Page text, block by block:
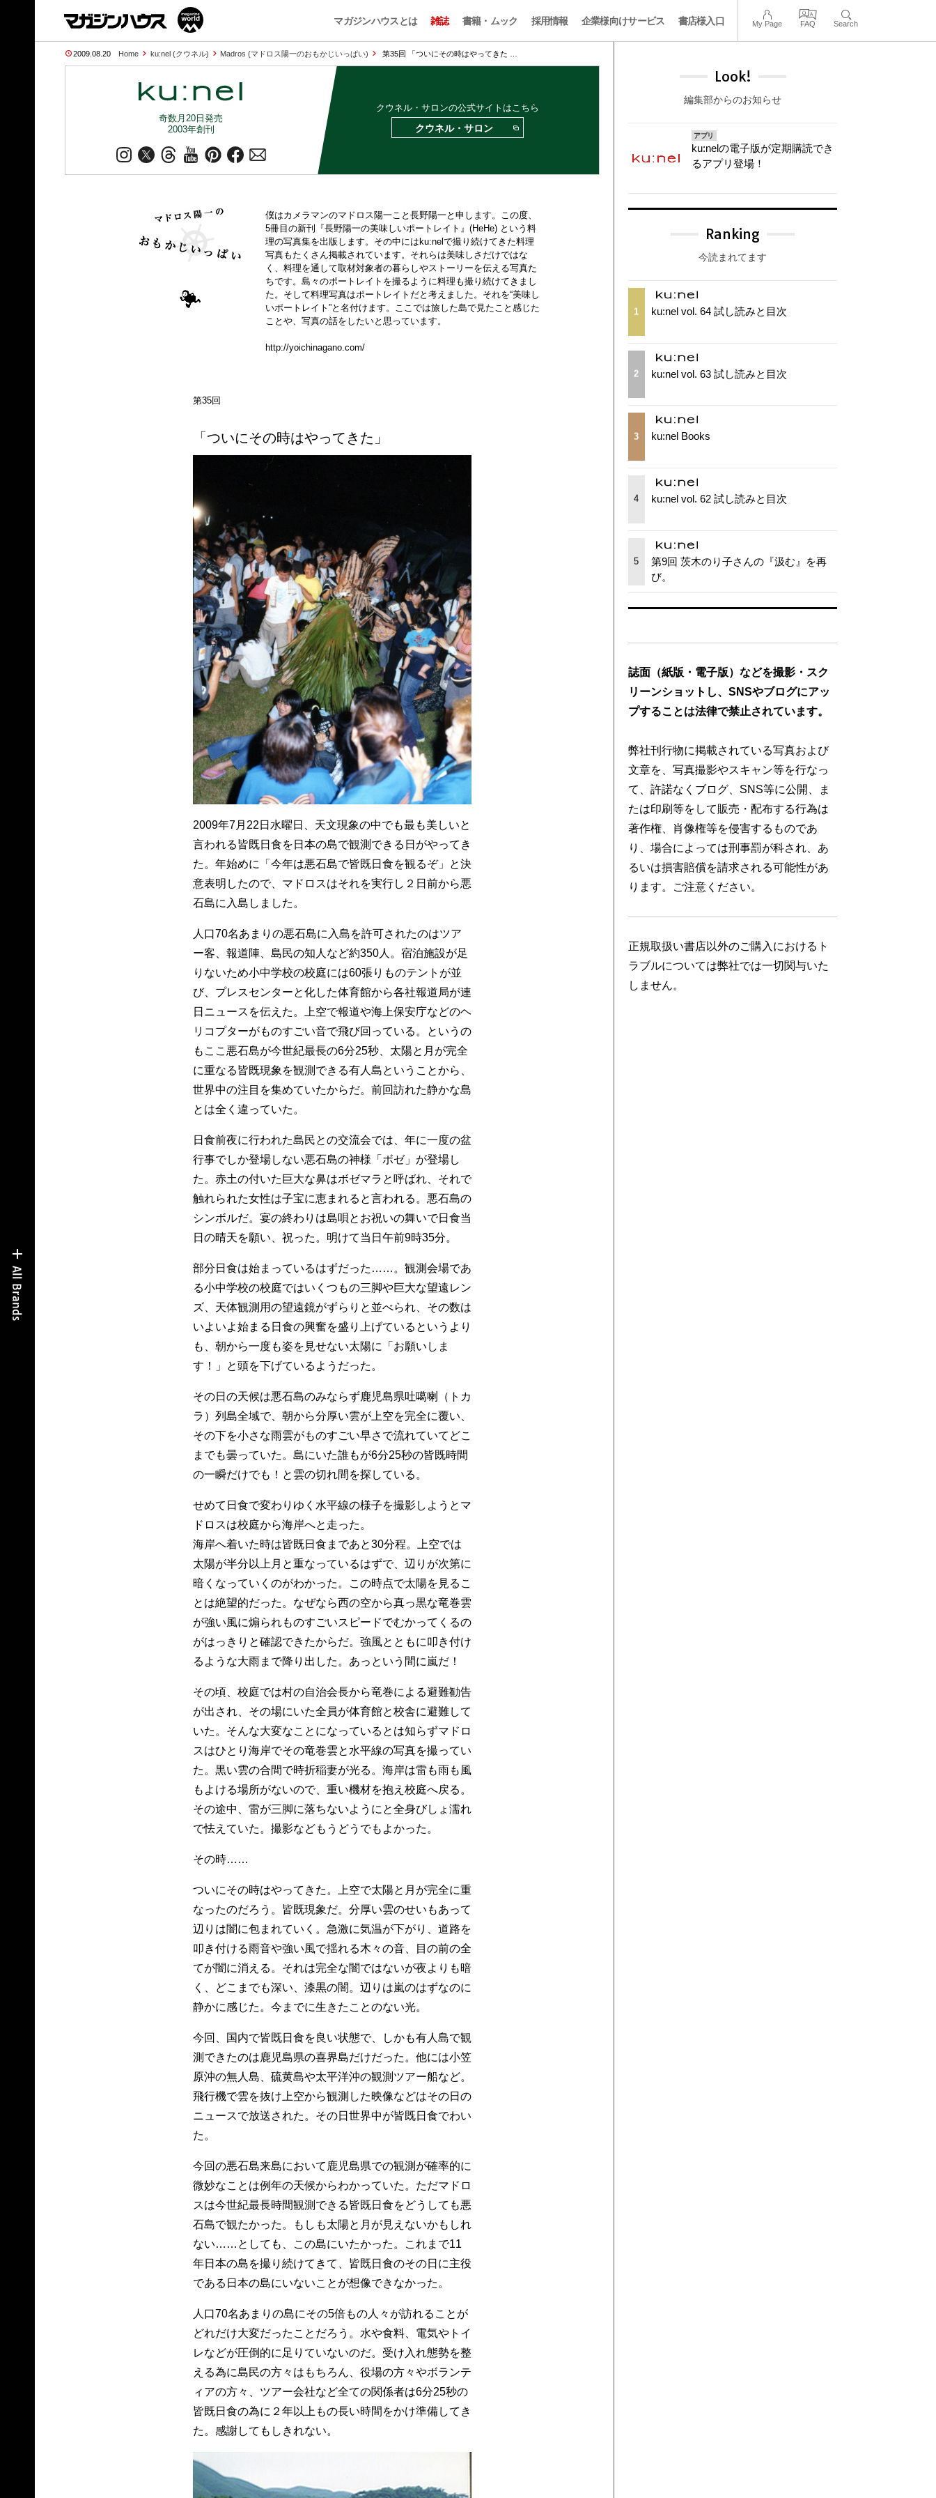
マガジンハウスとは 雑誌 書籍・ムック 採用情報 企業様向けサービス 書店様入口 My Page FAQ Search
2009.08.20 Home ku:nel (クウネル) Madros (マドロス陽一のおもかじいっぱい) 第35回 「ついにその時はやってきた …
奇数月20日発売
2003年創刊
クウネル・サロンの公式サイトはこちら
クウネル・サロン
僕はカメラマンのマドロス陽一こと長野陽一と申します。この度、
5冊目の新刊『長野陽一の美味しいポートレイト』(HeHe) という料
理の写真集を出版します。その中にはku:nelで撮り続けてきた料理
写真もたくさん掲載されています。それらは美味しさだけではな
く、料理を通して取材対象者の暮らしやストーリーを伝える写真た
ちです。島々のポートレイトを撮るように料理も撮り続けてきまし
た。そして料理写真はポートレイトだと考えました。それを“美味し
いポートレイト”と名付けます。ここでは旅した島で見たこと感じた
ことや、写真の話をしたいと思っています。
http://yoichinagano.com/
第35回
「ついにその時はやってきた」
2009年7月22日水曜日、天文現象の中でも最も美しいと
言われる皆既日食を日本の島で観測できる日がやってき
た。年始めに「今年は悪石島で皆既日食を観るぞ」と決
意表明したので、マドロスはそれを実行し２日前から悪
石島に入島しました。
人口70名あまりの悪石島に入島を許可されたのはツア
ー客、報道陣、島民の知人など約350人。宿泊施設が足
りないため小中学校の校庭には60張りものテントが並
び、プレスセンターと化した体育館から各社報道局が連
日ニュースを伝えた。上空で報道や海上保安庁などのヘ
リコプターがものすごい音で飛び回っている。というの
もここ悪石島が今世紀最長の6分25秒、太陽と月が完全
に重なる皆既現象を観測できる有人島ということから、
世界中の注目を集めていたからだ。前回訪れた静かな島
とは全く違っていた。
日食前夜に行われた島民との交流会では、年に一度の盆
行事でしか登場しない悪石島の神様「ボゼ」が登場し
た。赤土の付いた巨大な鼻はボゼマラと呼ばれ、それで
触れられた女性は子宝に恵まれると言われる。悪石島の
シンボルだ。宴の終わりは島唄とお祝いの舞いで日食当
日の晴天を願い、祝った。明けて当日午前9時35分。
部分日食は始まっているはずだった……。観測会場であ
る小中学校の校庭ではいくつもの三脚や巨大な望遠レン
ズ、天体観測用の望遠鏡がずらりと並べられ、その数は
いよいよ始まる日食の興奮を盛り上げているというより
も、朝から一度も姿を見せない太陽に「お願いしま
す！」と頭を下げているようだった。
その日の天候は悪石島のみならず鹿児島県吐噶喇（トカ
ラ）列島全域で、朝から分厚い雲が上空を完全に覆い、
その下を小さな雨雲がものすごい早さで流れていてどこ
までも曇っていた。島にいた誰もが6分25秒の皆既時間
の一瞬だけでも！と雲の切れ間を探している。
せめて日食で変わりゆく水平線の様子を撮影しようとマ
ドロスは校庭から海岸へと走った。
海岸へ着いた時は皆既日食まであと30分程。上空では
太陽が半分以上月と重なっているはずで、辺りが次第に
暗くなっていくのがわかった。この時点で太陽を見るこ
とは絶望的だった。なぜなら西の空から真っ黒な竜巻雲
が強い風に煽られものすごいスピードでむかってくるの
がはっきりと確認できたからだ。強風とともに叩き付け
るような大雨まで降り出した。あっという間に嵐だ！
その頃、校庭では村の自治会長から竜巻による避難勧告
が出され、その場にいた全員が体育館と校舎に避難して
いた。そんな大変なことになっているとは知らずマドロ
スはひとり海岸でその竜巻雲と水平線の写真を撮ってい
た。黒い雲の合間で時折稲妻が光る。海岸は雷も雨も風
もよける場所がないので、重い機材を抱え校庭へ戻る。
その途中、雷が三脚に落ちないようにと全身びしょ濡れ
で怯えていた。撮影などもうどうでもよかった。
その時……
ついにその時はやってきた。上空で太陽と月が完全に重
なったのだろう。皆既現象だ。分厚い雲のせいもあって
辺りは闇に包まれていく。急激に気温が下がり、道路を
叩き付ける雨音や強い風で揺れる木々の音、目の前の全
てが闇に消える。それは完全な闇ではないが夜よりも暗
く、どこまでも深い、漆黒の闇。辺りは嵐のはずなのに
静かに感じた。今までに生きたことのない光。
今回、国内で皆既日食を良い状態で、しかも有人島で観
測できたのは鹿児島県の喜界島だけだった。他には小笠
原沖の無人島、硫黄島や太平洋沖の観測ツアー船など。
飛行機で雲を抜け上空から観測した映像などはその日の
ニュースで放送された。その日世界中が皆既日食でわい
た。
今回の悪石島来島において鹿児島県での観測が確率的に
微妙なことは例年の天候からわかっていた。ただマドロ
スは今世紀最長時間観測できる皆既日食をどうしても悪
石島で観たかった。もしも太陽と月が見えないかもしれ
ない……としても、この島にいたかった。これまで11
年日本の島を撮り続けてきて、皆既日食のその日に主役
である日本の島にいないことが想像できなかった。
人口70名あまりの島にその5倍もの人々が訪れることが
どれだけ大変だったことだろう。水や食料、電気やトイ
レなどが圧倒的に足りていないのだ。受け入れ態勢を整
える為に島民の方々はもちろん、役場の方々やボランテ
ィアの方々、ツアー会社など全ての関係者は6分25秒の
皆既日食の為に２年以上もの長い時間をかけ準備してき
た。感謝してもしきれない。
Look!
編集部からのお知らせ
アプリ
ku:nelの電子版が定期購読でき
るアプリ登場！
Ranking
今読まれてます
1 ku:nel vol. 64 試し読みと目次
2 ku:nel vol. 63 試し読みと目次
3 ku:nel Books
4 ku:nel vol. 62 試し読みと目次
5
第9回 茨木のり子さんの『汲む』を再
び。
誌面（紙版・電子版）などを撮影・スク
リーンショットし、SNSやブログにアッ
プすることは法律で禁止されています。
弊社刊行物に掲載されている写真および
文章を、写真撮影やスキャン等を行なっ
て、許諾なくブログ、SNS等に公開、ま
たは印刷等をして販売・配布する行為は
著作権、肖像権等を侵害するものであ
り、場合によっては刑事罰が科され、あ
るいは損害賠償を請求される可能性があ
ります。ご注意ください。
正規取扱い書店以外のご購入におけるト
ラブルについては弊社では一切関与いた
しません。